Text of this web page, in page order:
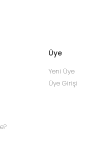
Üye
Yeni Üye
Üye Girişi